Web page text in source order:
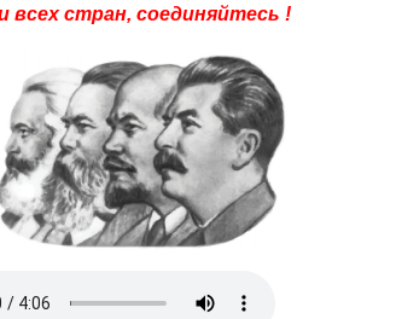
всех стран, соединяйтесь !